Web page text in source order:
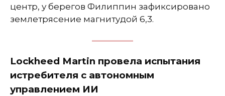
центр, у берегов Филиппин зафиксировано
землетрясение магнитудой 6,3.
Lockheed Martin провела испытания
истребителя с автономным
управлением ИИ